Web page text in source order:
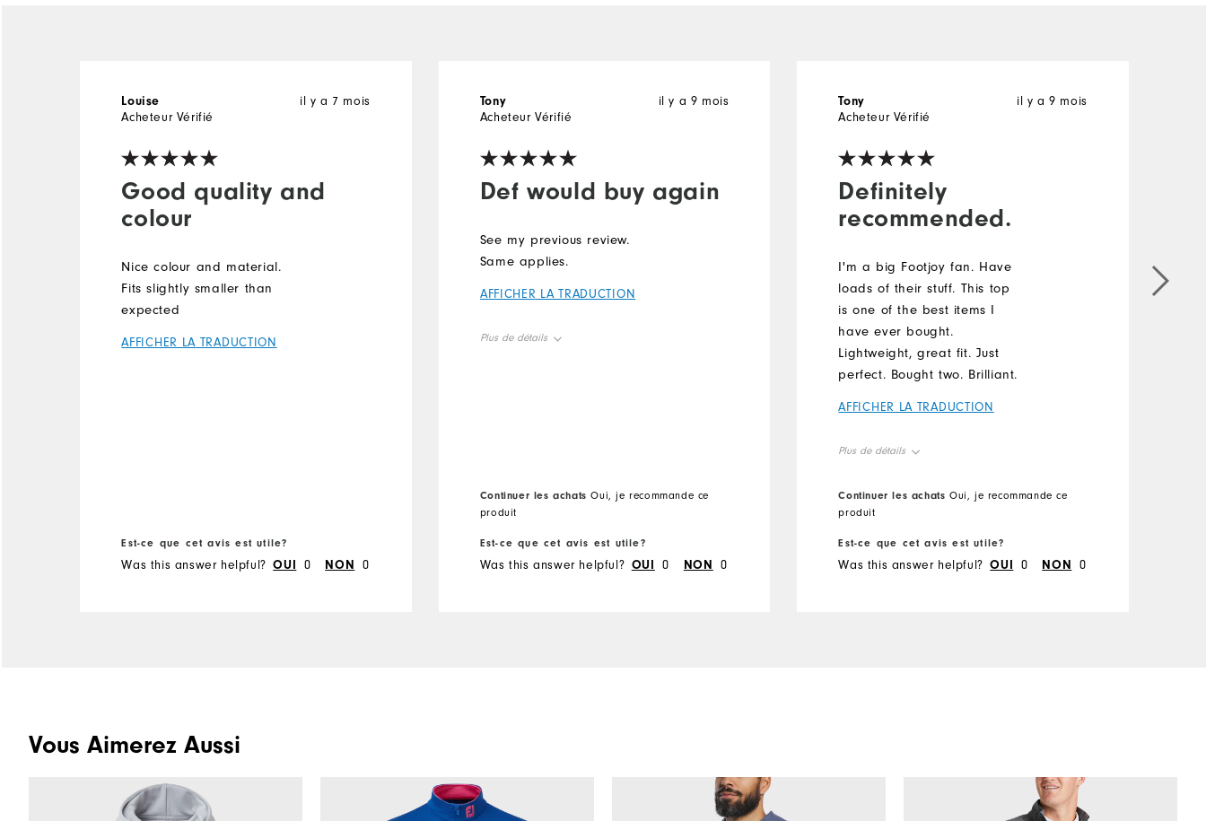
Good quality and
colour
il y a 7 mois
Louise
Acheteur Vérifié
Nice colour and material.
Fits slightly smaller than
expected
AFFICHER LA TRADUCTION
Est-ce que cet avis est utile?
Was this answer helpful? OUI 0 NON 0
Def would buy again
il y a 9 mois
Tony
Acheteur Vérifié
See my previous review.
Same applies.
AFFICHER LA TRADUCTION
Plus de détails
Continuer les achats Oui, je recommande ce
produit
Est-ce que cet avis est utile?
Was this answer helpful? OUI 0 NON 0
Definitely
recommended.
il y a 9 mois
Tony
Acheteur Vérifié
I'm a big Footjoy fan. Have
loads of their stuff. This top
is one of the best items I
have ever bought.
Lightweight, great fit. Just
perfect. Bought two. Brilliant.
AFFICHER LA TRADUCTION
Plus de détails
Overall Size
Continuer les achats Oui, je recommande ce
produit
Est-ce que cet avis est utile?
Was this answer helpful? OUI 0 NON 0
Vous Aimerez Aussi